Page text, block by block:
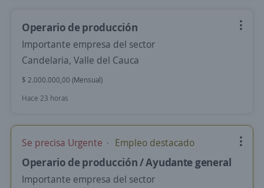
Operario de producción
Importante empresa del sector
Candelaria, Valle del Cauca
$ 2.000.000,00 (Mensual)
Hace 23 horas
Se precisa Urgente Empleo destacado
Operario de producción / Ayudante general
Importante empresa del sector